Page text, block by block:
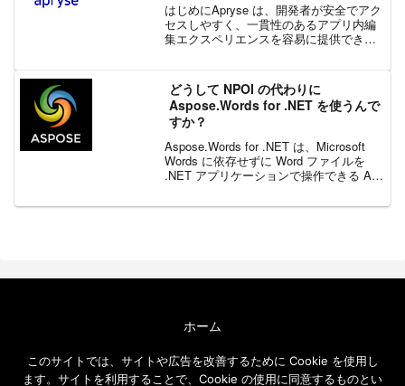
はじめにApryse は、開発者が安全でアク
セスしやすく、一貫性のあるアプリ内編
集エクスペリエンスを容易に提供できる
ールを維持できるようにします。アプリ
内ドキュメント編...
どうして NPOI の代わりに
Aspose.Words for .NET を使うんで
すか？
Aspose.Words for .NET は、Microsoft
Words に依存せずに Word ファイルを
.NET アプリケーションで操作できる API
ンソース ライブラリの NPOI との比...
ホーム
免責事項
このサイトでは、サイトや広告を改善するために Cookie を使用し
ます。サイトを利用することで、Cookie の使用に同意するものとい